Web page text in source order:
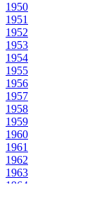
1950
1951
1952
1953
1954
1955
1956
1957
1958
1959
1960
1961
1962
1963
1964